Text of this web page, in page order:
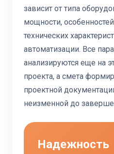
зависит от типа
мощности,
технических
автоматизации. Все
анализируются еще на
проекта, а смета
проектной
неизменной до
Надежность